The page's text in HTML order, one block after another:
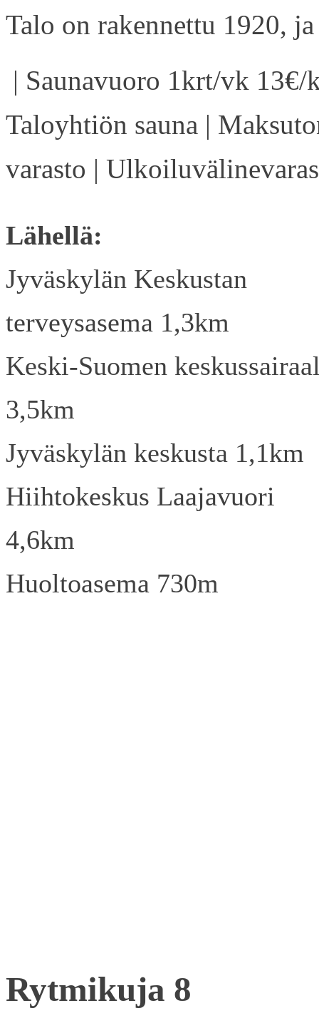
Talo on rakennettu 1920,
| Saunavuoro 1krt/vk
Taloyhtiön sauna |
varasto |
Lähellä:
Jyväskylän Keskustan
terveysasema 1,3km
Keski-Suomen
3,5km
Jyväskylän keskusta 1,1km
Hiihtokeskus Laajavuori
4,6km
Huoltoasema 730m
Rytmikuja 8